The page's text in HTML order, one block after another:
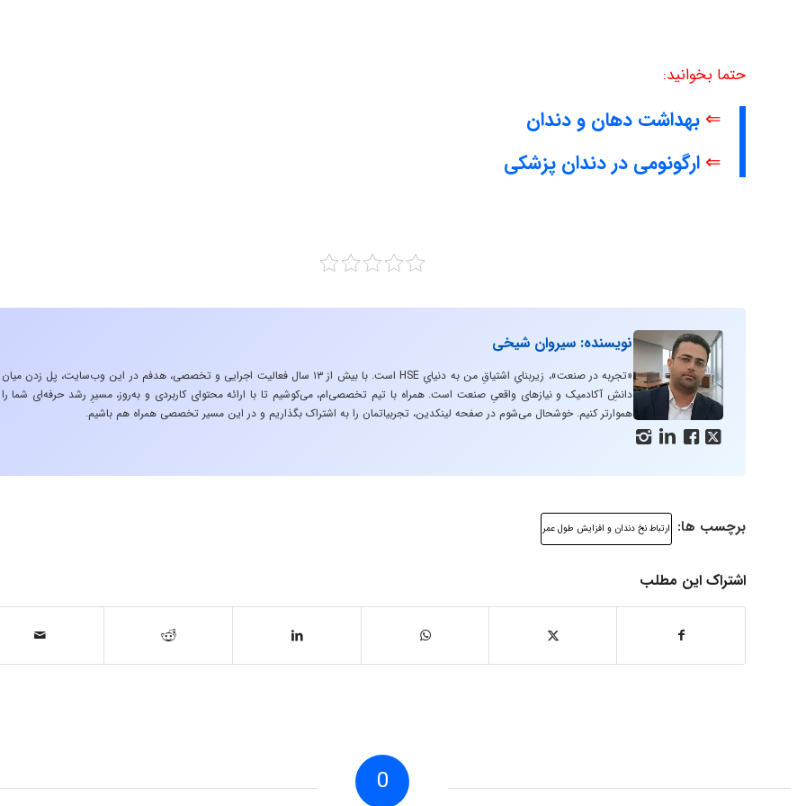
حتما بخوانید:
⇐ بهداشت دهان و دندان
⇐ ارگونومی در دندان پزشکی
   
نویسنده: سیروان شیخی
«تجربه در صنعت»، زیربنایِ اشتیاقِ من به دنیایِ HSE است. با بیش از ۱۳ سال فعالیت اجرایی و تخصصی، هدفم در این وب‌سایت، پل زدن میان
دانشِ آکادمیک و نیازهای واقعیِ صنعت است. همراه با تیم تخصصی‌ام، می‌کوشیم تا با ارائه محتوای کاربردی و به‌روز، مسیرِ رشد حرفه‌ای شما را
هموارتر کنیم. خوشحال می‌شوم در صفحه لینکدین، تجربیاتمان را به اشتراک بگذاریم و در این مسیر تخصصی همراه هم باشیم.
برچسب ها: ارتباط نخ دندان و افزایش طول عمر
اشتراک این مطلب
0